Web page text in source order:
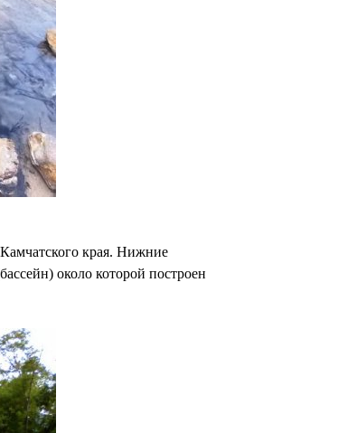
края. Нижние
около которой построен